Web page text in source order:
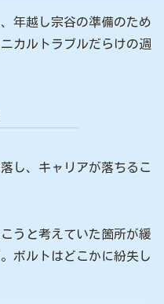
年越し宗谷の準備のため
カルトラブルだらけの週
し、キャリアが落ちるこ
うと考えていた箇所が緩
ボルトはどこかに紛失し